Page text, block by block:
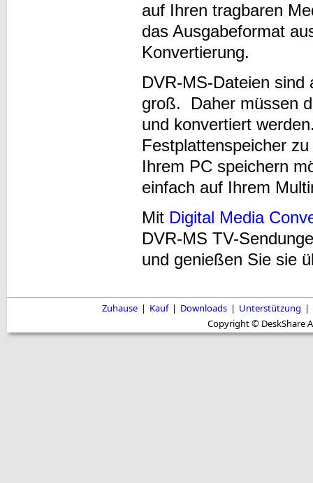
auf Ihren tragbaren
das Ausgabeformat
Konvertierung.
DVR-MS-Dateien sind
groß. Daher müssen
und konvertiert
Festplattenspeicher
Ihrem PC speichern
einfach auf Ihrem
Mit Digital Media
DVR-MS TV-
und genießen Sie sie
Zuhause | Kauf | Downloads | Unterstützung |
Copyright © DeskShare